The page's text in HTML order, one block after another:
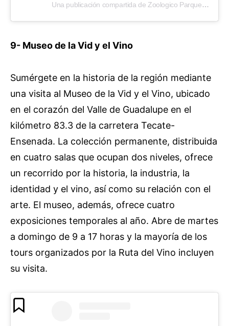
Una publicación compartida de Zoologico Parque Del Niño (@zoologico_jersey)
9- Museo de la Vid y el Vino
Sumérgete en la historia de la región mediante
una visita al Museo de la Vid y el Vino, ubicado
en el corazón del Valle de Guadalupe en el
kilómetro 83.3 de la carretera Tecate-
Ensenada. La colección permanente, distribuida
en cuatro salas que ocupan dos niveles, ofrece
un recorrido por la historia, la industria, la
identidad y el vino, así como su relación con el
arte. El museo, además, ofrece cuatro
exposiciones temporales al año. Abre de martes
a domingo de 9 a 17 horas y la mayoría de los
tours organizados por la Ruta del Vino incluyen
su visita.